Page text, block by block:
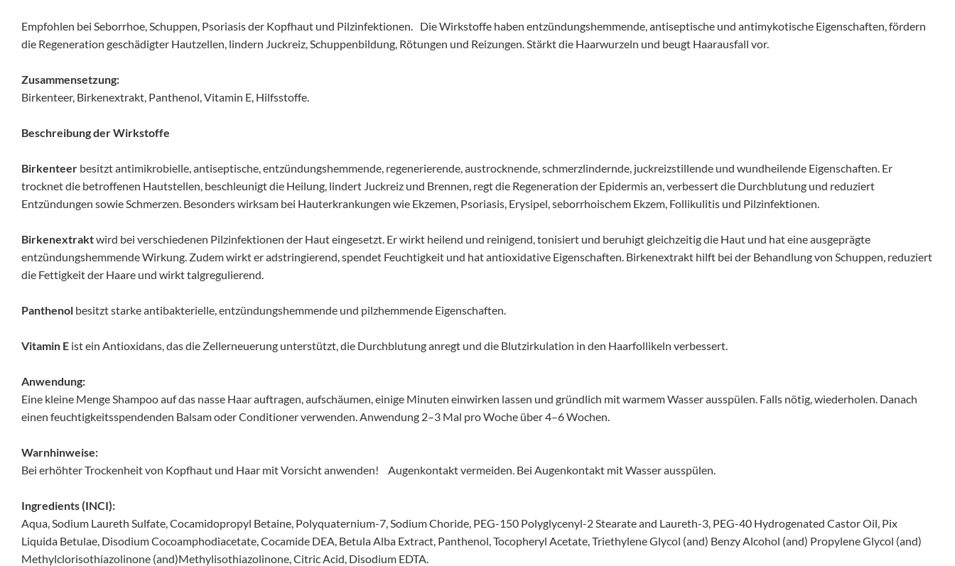
Empfohlen bei Seborrhoe, Schuppen, Psoriasis der Kopfhaut und Pilzinfektionen. Die Wirkstoffe haben entzündungshemmende, antiseptische und antimykotische Eigenschaften, fördern
die Regeneration geschädigter Hautzellen, lindern Juckreiz, Schuppenbildung, Rötungen und Reizungen. Stärkt die Haarwurzeln und beugt Haarausfall vor.
Zusammensetzung:
Birkenteer, Birkenextrakt, Panthenol, Vitamin E, Hilfsstoffe.
Beschreibung der Wirkstoffe
Birkenteer besitzt antimikrobielle, antiseptische, entzündungshemmende, regenerierende, austrocknende, schmerzlindernde, juckreizstillende und wundheilende Eigenschaften. Er
trocknet die betroffenen Hautstellen, beschleunigt die Heilung, lindert Juckreiz und Brennen, regt die Regeneration der Epidermis an, verbessert die Durchblutung und reduziert
Entzündungen sowie Schmerzen. Besonders wirksam bei Hauterkrankungen wie Ekzemen, Psoriasis, Erysipel, seborrhoischem Ekzem, Follikulitis und Pilzinfektionen.
Birkenextraktwird bei verschiedenen Pilzinfektionen der Haut eingesetzt. Er wirkt heilend und reinigend, tonisiert und beruhigt gleichzeitig die Haut und hat eine ausgeprägte
entzündungshemmende Wirkung. Zudem wirkt er adstringierend, spendet Feuchtigkeit und hat antioxidative Eigenschaften. Birkenextrakt hilft bei der Behandlung von Schuppen, reduziert
die Fettigkeit der Haare und wirkt talgregulierend.
Panthenol besitzt starke antibakterielle, entzündungshemmende und pilzhemmende Eigenschaften.
Vitamin E ist ein Antioxidans, das die Zellerneuerung unterstützt, die Durchblutung anregt und die Blutzirkulation in den Haarfollikeln verbessert.
Anwendung:
Eine kleine Menge Shampoo auf das nasse Haar auftragen, aufschäumen, einige Minuten einwirken lassen und gründlich mit warmem Wasser ausspülen. Falls nötig, wiederholen. Danach
einen feuchtigkeitsspendenden Balsam oder Conditioner verwenden. Anwendung 2–3 Mal pro Woche über 4–6 Wochen.
Warnhinweise:
Bei erhöhter Trockenheit von Kopfhaut und Haar mit Vorsicht anwenden! Augenkontakt vermeiden. Bei Augenkontakt mit Wasser ausspülen.
Ingredients (INCI):
Aqua, Sodium Laureth Sulfate, Cocamidopropyl Betaine, Polyquaternium-7, Sodium Choride, PEG-150 Polyglycenyl-2 Stearate and Laureth-3, PEG-40 Hydrogenated Castor Oil, Pix
Liquida Betulae, Disodium Cocoamphodiacetate, Cocamide DEA, Betula Alba Extract, Panthenol, Tocopheryl Acetate, Triethylene Glycol (and) Benzy Alcohol (and) Propylene Glycol (and)
Methylclorisothiazolinone (and)Methylisothiazolinone, Citric Acid, Disodium EDTA.